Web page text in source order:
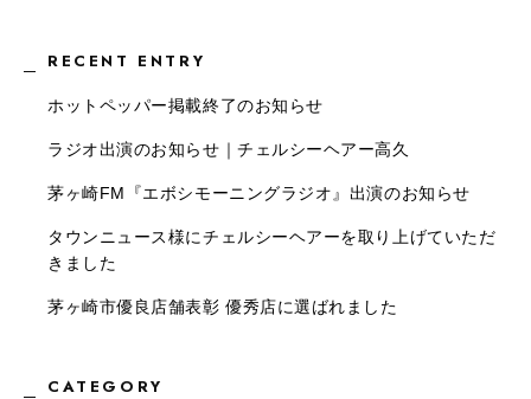
RECENT ENTRY
ホットペッパー掲載終了のお知らせ
ラジオ出演のお知らせ｜チェルシーヘアー高久
茅ヶ崎FM『エボシモーニングラジオ』出演のお知らせ
タウンニュース様にチェルシーヘアーを取り上げていただ
きました
茅ヶ崎市優良店舗表彰 優秀店に選ばれました
CATEGORY